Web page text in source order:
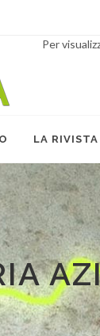
Per
LA RIVISTA